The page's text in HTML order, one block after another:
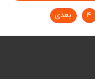
۴ بعدی